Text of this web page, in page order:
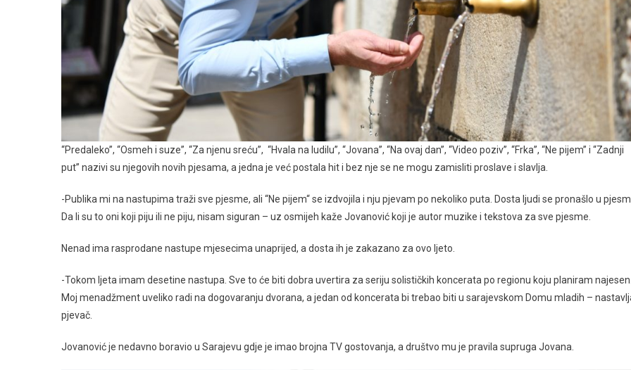
“Predaleko”, “Osmeh i suze”, “Za njenu sreću”, “Hvala na ludilu”, “Jovana”, “Na ovaj dan”, “Video poziv”, “Frka”, “Ne pijem” i “Zadnji
put” nazivi su njegovih novih pjesama, a jedna je već postala hit i bez nje se ne mogu zamisliti proslave i slavlja.
-Publika mi na nastupima traži sve pjesme, ali “Ne pijem“ se izdvojila i nju pjevam po nekoliko puta. Dosta ljudi se pronašlo u
Da li su to oni koji piju ili ne piju, nisam siguran – uz osmijeh kaže Jovanović koji je autor muzike i tekstova za sve pjesme.
Nenad ima rasprodane nastupe mjesecima unaprijed, a dosta ih je zakazano za ovo ljeto.
-Tokom ljeta imam desetine nastupa. Sve to će biti dobra uvertira za seriju solističkih koncerata po regionu koju planiram
Moj menadžment uveliko radi na dogovaranju dvorana, a jedan od koncerata bi trebao biti u sarajevskom Domu mladih –
pjevač.
Jovanović je nedavno boravio u Sarajevu gdje je imao brojna TV gostovanja, a društvo mu je pravila supruga Jovana.